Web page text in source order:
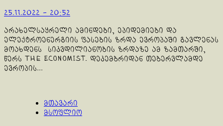
25.11.2022 - 20:52
არახელსაყრელი ამინდები, ეპიდემიები და
ელექტროენერგიის ფასების ზრდა ევროპაში გავლენას
მოახდენს სიკვდილიანობის ზრდაზე ამ ზამთარში,
წერს The Economist. დეკემბრიდან თებერვლამდე
ევროპის...
მთავარი
მსოფლიო